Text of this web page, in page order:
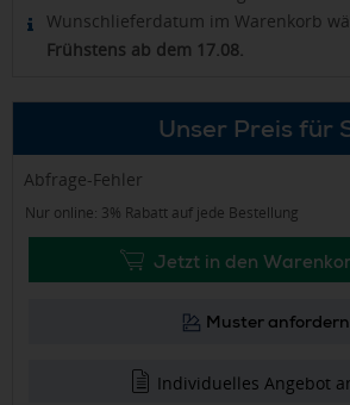
Wunschlieferdatum im Warenkorb
Frühstens ab dem 17.08.
Unser Preis für
Abfrage-Fehler
Nur online: 3% Rabatt auf jede Bestellung
Jetzt in den
Muster anfordern
Individuelles Angebot